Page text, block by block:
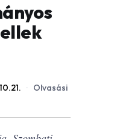
· Olvasási